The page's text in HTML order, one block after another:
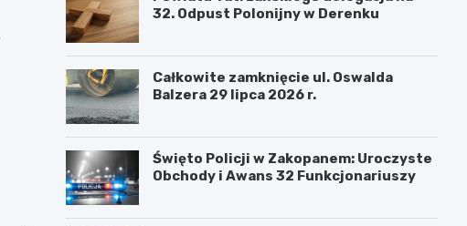
32. Odpust Polonijny w Derenku
Całkowite zamknięcie ul. Oswalda
Balzera 29 lipca 2026 r.
Święto Policji w Zakopanem: Uroczyste
Obchody i Awans 32 Funkcjonariuszy